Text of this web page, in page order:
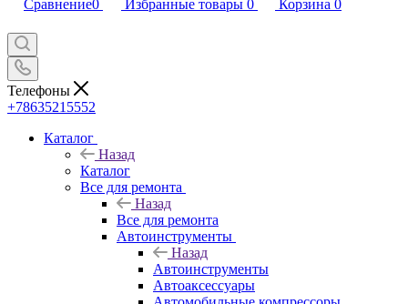
Сравнение0 Избранные товары 0 Корзина 0
Телефоны
+78635215552
Каталог
Назад
Каталог
Все для ремонта
Назад
Все для ремонта
Автоинструменты
Назад
Автоинструменты
Автоаксессуары